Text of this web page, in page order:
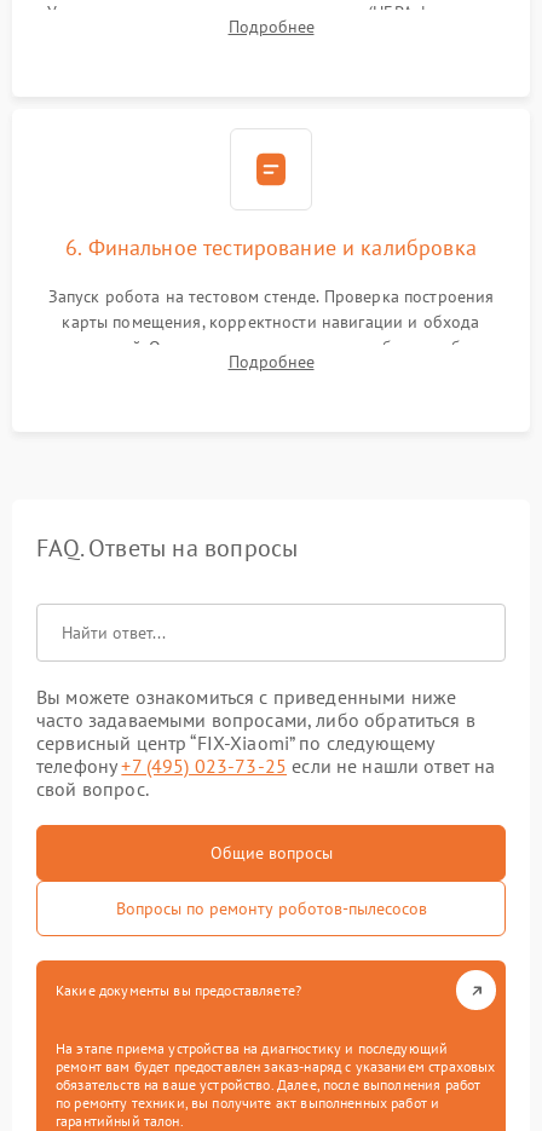
Установка новых расходных материалов (HEPA-фильтров,
микрофибры, щеток). Надежная фиксация разъемов и
Подробнее
6. Финальное тестирование и калибровка
Запуск робота на тестовом стенде. Проверка построения
карты помещения, корректности навигации и обхода
препятствий. Оценка силы всасывания и работы турбины.
Тестирование автоматического возврата на док-станцию и
Подробнее
FAQ. Ответы на вопросы
Вы можете ознакомиться с приведенными ниже
часто задаваемыми вопросами, либо обратиться в
сервисный центр “FIX-Xiaomi” по следующему
телефону+7 (495) 023-73-25 если не нашли ответ на
свой вопрос.
Общие вопросы
Вопросы по ремонту роботов-пылесосов
Какие документы вы предоставляете?
На этапе приема устройства на диагностику и последующий
ремонт вам будет предоставлен заказ-наряд с указанием страховых
обязательств на ваше устройство. Далее, после выполнения работ
по ремонту техники, вы получите акт выполненных работ и
гарантийный талон.